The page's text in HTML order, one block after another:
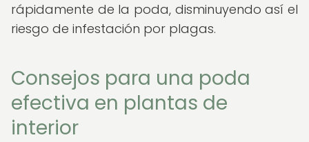
rápidamente de la poda, disminuyendo así el
riesgo de infestación por plagas.
Consejos para una poda
efectiva en plantas de
interior